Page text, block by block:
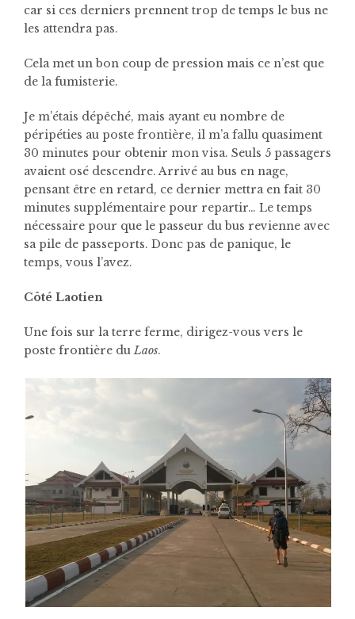
car si ces derniers prennent trop de temps le bus ne
les attendra pas.
Cela met un bon coup de pression mais ce n’est que
de la fumisterie.
Je m’étais dépêché, mais ayant eu nombre de
péripéties au poste frontière, il m’a fallu quasiment
30 minutes pour obtenir mon visa. Seuls 5 passagers
avaient osé descendre. Arrivé au bus en nage,
pensant être en retard, ce dernier mettra en fait 30
minutes supplémentaire pour repartir… Le temps
nécessaire pour que le passeur du bus revienne avec
sa pile de passeports. Donc pas de panique, le
temps, vous l’avez.
Côté Laotien
Une fois sur la terre ferme, dirigez-vous vers le
poste frontière duLaos.